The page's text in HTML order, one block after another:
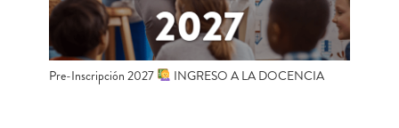
Pre-Inscripción 2027 INGRESO A LA DOCENCIA